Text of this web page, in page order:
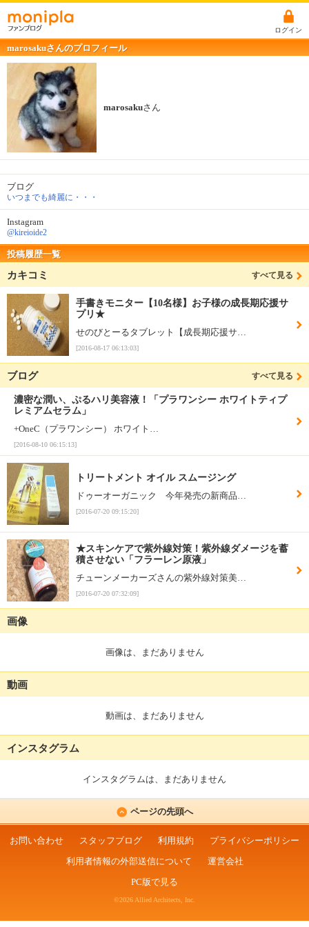
ログイン
marosakuさんのプロフィール
marosakuさん
ブログ
いつまでも綺麗に・・・
Instagram
@kireioide2
投稿履歴一覧
カキコミ すべて見る
手書きモニター【10名様】お子様の成長期応援サ
プリ★
せのびとーるタブレット【成長期応援サ…
[2016-08-17 06:13:03]
ブログ すべて見る
濃密な潤い、ぷるハリ美容液！「プラワンシー ホワイトティプ
レミアムセラム」
+OneC（プラワンシー） ホワイト…
[2016-08-10 06:15:13]
トリートメント オイル スムージング
ドゥーオーガニック 今年発売の新商品…
[2016-07-20 09:15:20]
★スキンケアで紫外線対策！紫外線ダメージを蓄
積させない「フラーレン原液」
チューンメーカーズさんの紫外線対策美…
[2016-07-20 07:32:09]
画像
画像は、まだありません
動画
動画は、まだありません
インスタグラム
インスタグラムは、まだありません
ページの先頭へ
お問い合わせ スタッフブログ 利用規約
プライバシーポリシー
利用者情報の外部送信について
運営会社
PC版で見る
©2026 Allied Architects, Inc.